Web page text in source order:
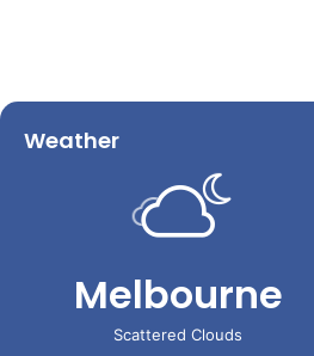
Weather
Melbourne
Scattered Clouds